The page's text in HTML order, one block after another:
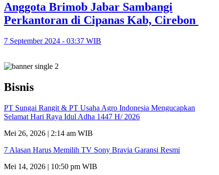
Anggota Brimob Jabar Sambangi
Perkantoran di Cipanas Kab, Cirebon
7 September 2024 - 03:37 WIB
Bisnis
PT Sungai Rangit & PT Usaha Agro Indonesia Mengucapkan
Selamat Hari Raya Idul Adha 1447 H/ 2026
Mei 26, 2026 | 2:14 am WIB
7 Alasan Harus Memilih TV Sony Bravia Garansi Resmi
Mei 14, 2026 | 10:50 pm WIB